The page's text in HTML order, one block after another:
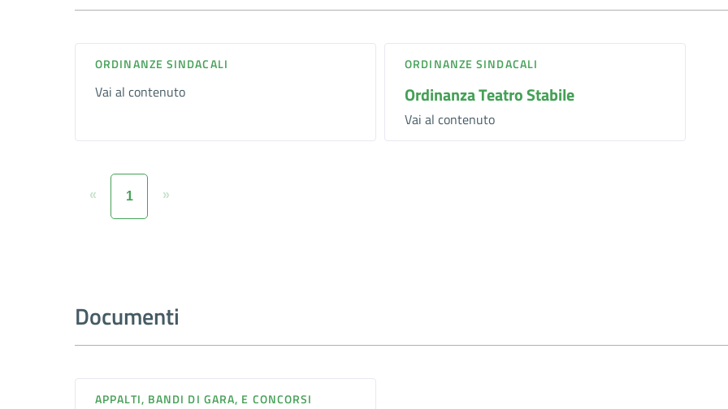
ORDINANZE SINDACALI
Vai al contenuto
ORDINANZE SINDACALI
Ordinanza Teatro Stabile
Vai al contenuto
« 1 »
Documenti
APPALTI, BANDI DI GARA, E CONCORSI